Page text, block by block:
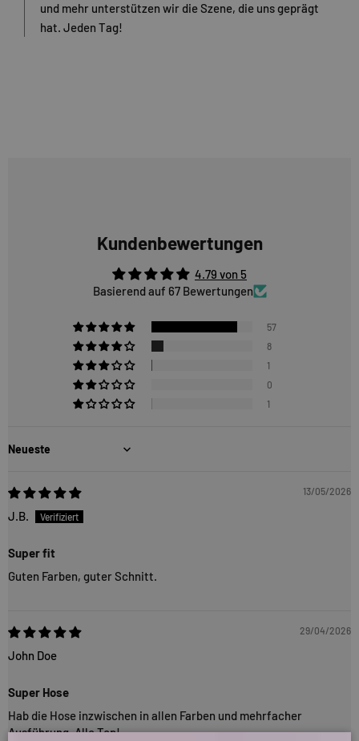
und mehr unterstützen wir die Szene, die uns geprägt
hat. Jeden Tag!
Kundenbewertungen
4.79 von 5
Basierend auf 67 Bewertungen
57
8
1
0
1
Sort by
13/05/2026
J.B.
Super fit
Guten Farben, guter Schnitt.
29/04/2026
John Doe
Super Hose
Hab die Hose inzwischen in allen Farben und mehrfacher
Ausführung. Alle Top!